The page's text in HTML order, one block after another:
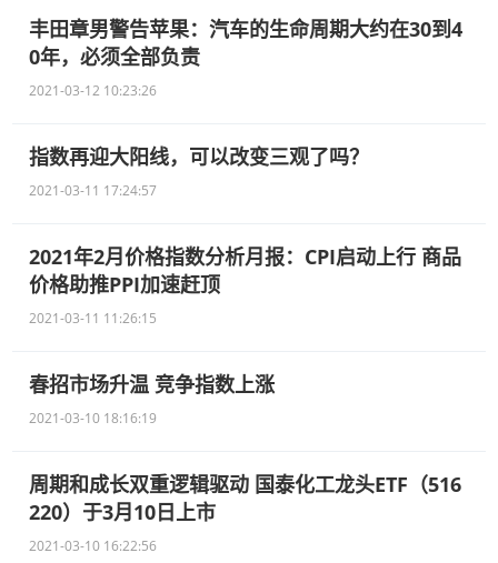
丰田章男警告苹果：汽车的生命周期大约在30到4
0年，必须全部负责
2021-03-12 10:23:26
指数再迎大阳线，可以改变三观了吗？
2021-03-11 17:24:57
2021年2月价格指数分析月报：CPI启动上行 商品
价格助推PPI加速赶顶
2021-03-11 11:26:15
春招市场升温 竞争指数上涨
2021-03-10 18:16:19
周期和成长双重逻辑驱动 国泰化工龙头ETF（516
220）于3月10日上市
2021-03-10 16:22:56